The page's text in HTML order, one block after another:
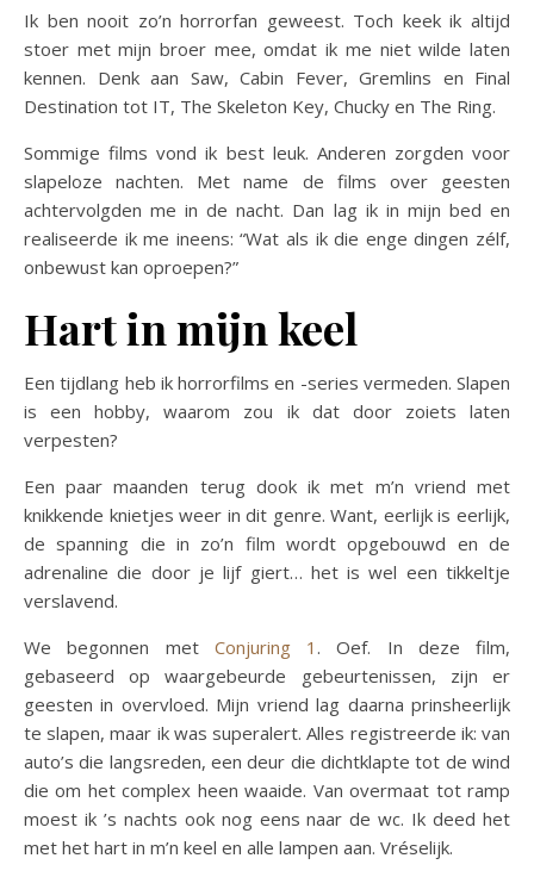
Ik ben nooit zo’n horrorfan geweest. Toch keek ik altijd
stoer met mijn broer mee, omdat ik me niet wilde laten
kennen. Denk aan Saw, Cabin Fever, Gremlins en Final
Destination tot IT, The Skeleton Key, Chucky en The Ring.
Sommige films vond ik best leuk. Anderen zorgden voor
slapeloze nachten. Met name de films over geesten
achtervolgden me in de nacht. Dan lag ik in mijn bed en
realiseerde ik me ineens: “Wat als ik die enge dingen zélf,
onbewust kan oproepen?”
Hart in mijn keel
Een tijdlang heb ik horrorfilms en -series vermeden. Slapen
is een hobby, waarom zou ik dat door zoiets laten
verpesten?
Een paar maanden terug dook ik met m’n vriend met
knikkende knietjes weer in dit genre. Want, eerlijk is eerlijk,
de spanning die in zo’n film wordt opgebouwd en de
adrenaline die door je lijf giert… het is wel een tikkeltje
verslavend.
We begonnen met Conjuring 1 . Oef. In deze film,
gebaseerd op waargebeurde gebeurtenissen, zijn er
geesten in overvloed. Mijn vriend lag daarna prinsheerlijk
te slapen, maar ik was superalert. Alles registreerde ik: van
auto’s die langsreden, een deur die dichtklapte tot de wind
die om het complex heen waaide. Van overmaat tot ramp
moest ik ’s nachts ook nog eens naar de wc. Ik deed het
met het hart in m’n keel en alle lampen aan. Vréselijk.